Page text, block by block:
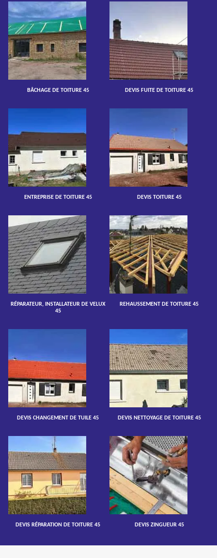
BÂCHAGE DE TOITURE 45 DEVIS FUITE DE TOITURE 45
ENTREPRISE DE TOITURE 45 DEVIS TOITURE 45
RÉPARATEUR, INSTALLATEUR DE VELUX
45
REHAUSSEMENT DE TOITURE 45
DEVIS CHANGEMENT DE TUILE 45 DEVIS NETTOYAGE DE TOITURE 45
DEVIS RÉPARATION DE TOITURE 45 DEVIS ZINGUEUR 45